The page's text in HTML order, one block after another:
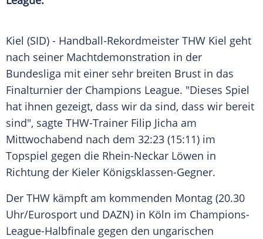
Kiel (SID) - Handball-Rekordmeister THW Kiel geht
nach seiner Machtdemonstration in der
Bundesliga mit einer sehr breiten Brust in das
Finalturnier der Champions League. "Dieses Spiel
hat ihnen gezeigt, dass wir da sind, dass wir bereit
sind", sagte THW-Trainer Filip Jicha am
Mittwochabend nach dem 32:23 (15:11) im
Topspiel gegen die Rhein-Neckar Löwen in
Richtung der Kieler Königsklassen-Gegner.
Der THW kämpft am kommenden Montag (20.30
Uhr/Eurosport und DAZN) in Köln im Champions-
League-Halbfinale gegen den ungarischen